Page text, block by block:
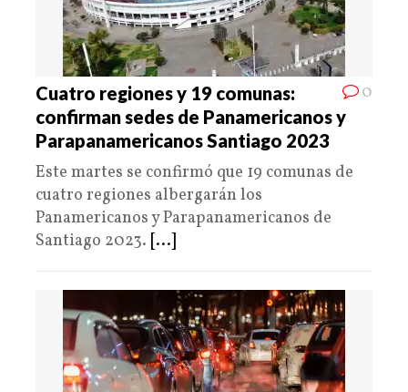
0
Cuatro regiones y 19 comunas:
confirman sedes de Panamericanos y
Parapanamericanos Santiago 2023
Este martes se confirmó que 19 comunas de
cuatro regiones albergarán los
Panamericanos y Parapanamericanos de
Santiago 2023. [...]